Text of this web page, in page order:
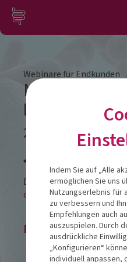
Zum Inhalt springen
Webinare für Endkunden
Medikamente,
21.05.2026
Diese Veranstaltung
online-LIVESTREAM
Die Veranstaltung
Indem Sie auf „Alle
ermöglichen Sie uns
Nutzungserlebnis für
zu verbessern und
Empfehlungen auch
auszuspielen. Durch
ausdrückliche
„Konfigurieren“
individuell anpassen,